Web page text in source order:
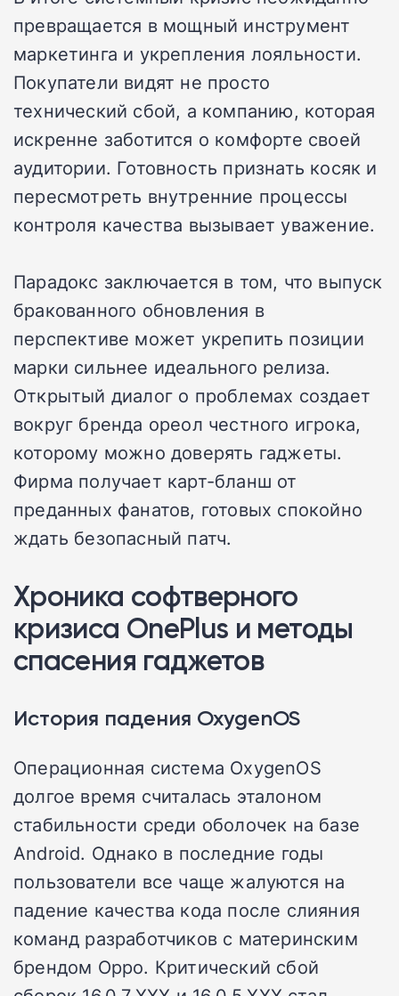
превращается в мощный инструмент
маркетинга и укрепления лояльности.
Покупатели видят не просто
технический сбой, а компанию, которая
искренне заботится о комфорте своей
аудитории. Готовность признать косяк и
пересмотреть внутренние процессы
контроля качества вызывает уважение.
Парадокс заключается в том, что выпуск
бракованного обновления в
перспективе может укрепить позиции
марки сильнее идеального релиза.
Открытый диалог о проблемах создает
вокруг бренда ореол честного игрока,
которому можно доверять гаджеты.
Фирма получает карт-бланш от
преданных фанатов, готовых спокойно
ждать безопасный патч.
Хроника софтверного
кризиса OnePlus и методы
спасения гаджетов
История падения OxygenOS
Операционная система OxygenOS
долгое время считалась эталоном
стабильности среди оболочек на базе
Android. Однако в последние годы
пользователи все чаще жалуются на
падение качества кода после слияния
команд разработчиков с материнским
брендом Oppo. Критический сбой